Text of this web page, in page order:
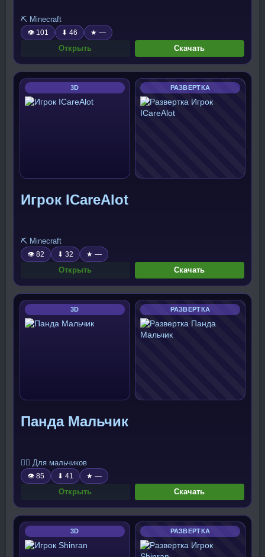
⛏️ Minecraft
👁 101 ⬇ 46 ★ —
Открыть Скачать
3D РАЗВЕРТКА
Игрок ICareAlot
⛏️ Minecraft
👁 82 ⬇ 32 ★ —
Открыть Скачать
3D РАЗВЕРТКА
Панда Мальчик
🧍‍♂️ Для мальчиков
👁 85 ⬇ 41 ★ —
Открыть Скачать
3D РАЗВЕРТКА